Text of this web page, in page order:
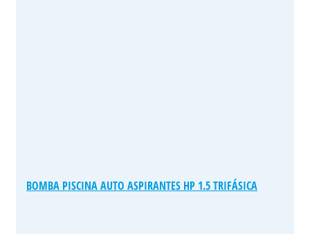
BOMBA PISCINA AUTO ASPIRANTES HP 1.5 TRIFÁSICA